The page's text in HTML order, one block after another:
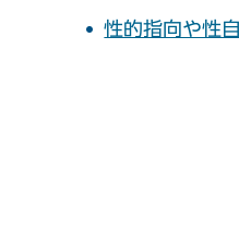
性的指向や性